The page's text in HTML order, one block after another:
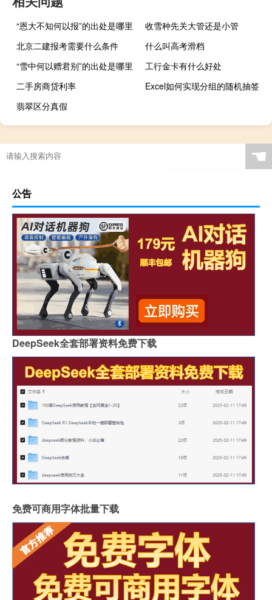
“恩大不知何以报”的出处是哪里
收雪种先关大管还是小管
北京二建报考需要什么条件
什么叫高考滑档
“雪中何以赠君别”的出处是哪里
工行金卡有什么好处
二手房商贷利率
Excel如何实现分组的随机抽签
翡翠区分真假
☚
公告
DeepSeek全套部署资料免费下载
免费可商用字体批量下载